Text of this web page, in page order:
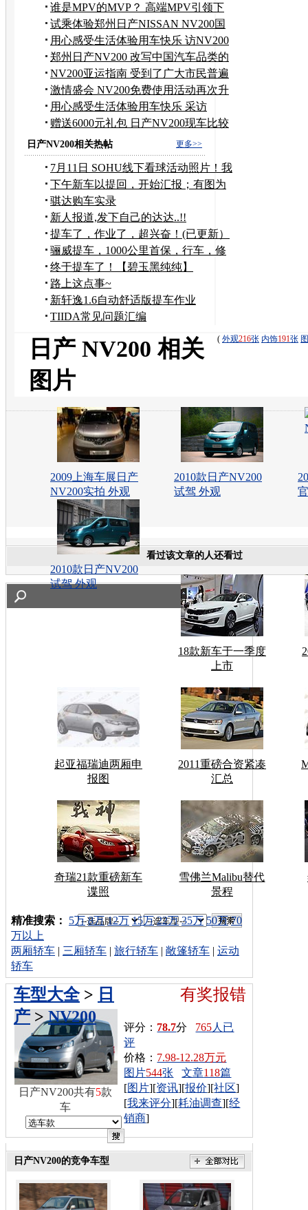
募
谁是MPV的MVP？ 高端MPV引领下
一个十年
试乘体验郑州日产NISSAN NV200国
际化CDV
用心感受生活体验用车快乐 访NV200
车主
郑州日产NV200 改写中国汽车品类的
新车
NV200亚运指南 受到了广大市民普遍
欢迎
激情盛会 NV200免费使用活动再次升
温
用心感受生活体验用车快乐 采访
NV200车主
赠送6000元礼包 日产NV200现车比较
充足
更多>>
日产NV200相关热帖
7月11日 SOHU线下看球活动照片！我
也开骐达
下午新车以提回，开始汇报；有图为
证
骐达购车实录
新人报道,发下自己的达达..!!
提车了，作业了，超兴奋！(已更新）
骊威提车，1000公里首保，行车，修
车（自己撞的）
终于提车了！【碧玉黑纯纯】
路上这点事~
新轩逸1.6自动舒适版提车作业
TIIDA常见问题汇编
( 外观216张 内饰191张
日产 NV200 相关
图片
2009上海车展日产
NV200实拍 外观
2010款日产NV200
试驾 外观
2010款日产NV200
试驾 外观
看过该文章的人还看过
18款新车于一季度
上市
起亚福瑞迪两厢申
报图
2011重磅合资紧凑
汇总
奇瑞21款重磅新车
谍照
雪佛兰Malibu替代
景程
车型搜索：
精准搜索： 5万 8万 12万 15万 22万 35万 50万 70
万以上
两厢轿车 | 三厢轿车 | 旅行轿车 | 敞篷轿车 | 运动
轿车
有奖报错
车型大全> 日
产 >NV200
评分： 78.7分 765人已
评
价格： 7.98-12.28万元
图片544张 文章118篇
[图片][资讯][报价][社区]
[我来评分][耗油调查][经
销商]
日产NV200共有5款
车
日产NV200的竞争车型